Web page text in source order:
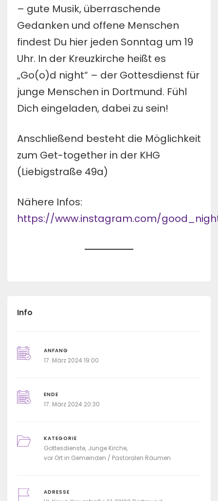
– gute Musik, überraschende
Gedanken und offene Menschen
findest Du hier jeden Sonntag um 19
Uhr. In der Kreuzkirche heißt es
„Go(o)d night“ – der Gottesdienst für
junge Menschen in Dortmund. Fühl
Dich eingeladen, dabei zu sein!
Anschließend besteht die Möglichkeit
zum Get-together in der KHG
(Liebigstraße 49a)
Nähere Infos:
https://www.instagram.com/
Info
ANFANG
17. März 2024 19:00
ENDE
17. März 2024 20:30
KATEGORIE
Gottesdienste Junge Kirche
vor Ort in Gemeinden / Pastoralen Räumen
ADRESSE